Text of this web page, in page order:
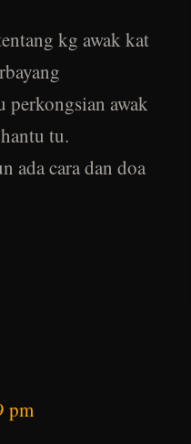
kg awak kat
perkongsian awak
tu.
ada cara dan doa
pm